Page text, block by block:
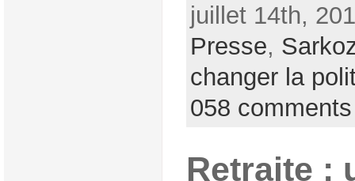
juillet 14th,
Presse,
changer la
058 comments
Retraite :